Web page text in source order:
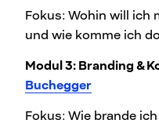
Fokus: Wohin will ich
und wie komme ich
Modul 3: Branding &
Buchegger
Fokus: Wie brande